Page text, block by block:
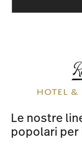
Le nostre
popolari